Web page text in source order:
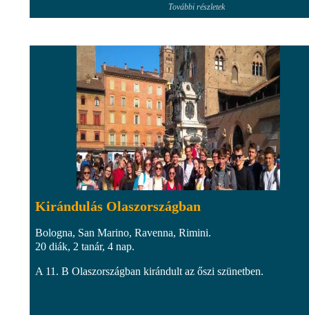
További részletek
Kirándulás Olaszországban
Bologna, San Marino, Ravenna, Rimini.
20 diák, 2 tanár, 4 nap.
A 11. B Olaszországban kirándult az őszi szünetben.